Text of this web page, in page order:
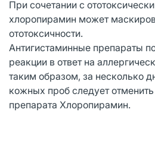
При сочетании с
хлоропирамин может
ототоксичности.
Антигистаминные препараты
реакции в ответ на
таким образом, за несколько
кожных проб следует
препарата Хлоропирамин.